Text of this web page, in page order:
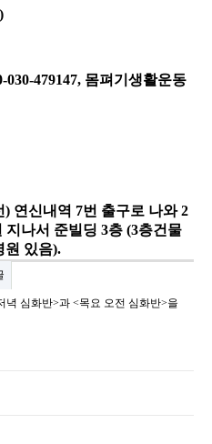
479147, 몸펴기생활운동
) 연신내역 7번 출구로 나와 2
나서 준빌딩 3층 (3층건물
원 있음).
녁 심화반>과 <목요 오전 심화반>을